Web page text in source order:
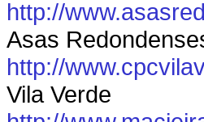
http://
Asas
http://
Vila Verde